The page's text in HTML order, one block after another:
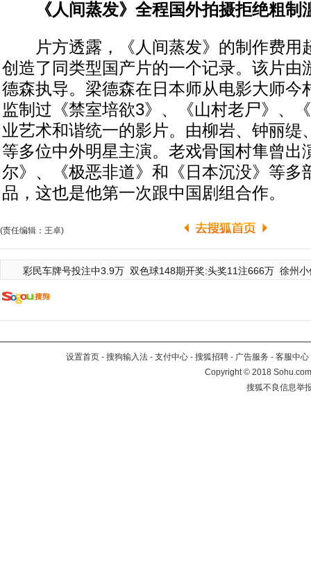
《人间蒸发》全程国外拍摄拒绝粗制
片方透露，《人间蒸发》的制作费用
创造了同类型国产片的一个记录。该片由
德森执导。梁德森在日本师从电影大师今
监制过《禁室培欲3》、《山村老尸》、
业艺术和谐统一的影片。由柳岩、钟丽缇
等多位中外明星主演。老戏骨国村隼曾出
尔》、《极恶非道》和《日本沉没》等多
品，这也是他第一次跟中国剧组合作。
(责任编辑：王卓)
彩民车牌号投注中3.9万 双色球148期开奖:头奖11注666万 徐州
设置首页 - 搜狗输入法 - 支付中心 - 搜狐招聘 - 广告服务 - 客服中心
Copyright©2018
搜狐不良信息举